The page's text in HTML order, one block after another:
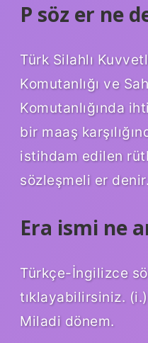
P söz er ne
Türk Silahlı
Komutanlığı ve
Komutanlığında
bir maaş
istihdam edilen
sözleşmeli er denir.
Era ismi ne
Türkçe-İngilizce
tıklayabilirsiniz.
Miladi dönem.